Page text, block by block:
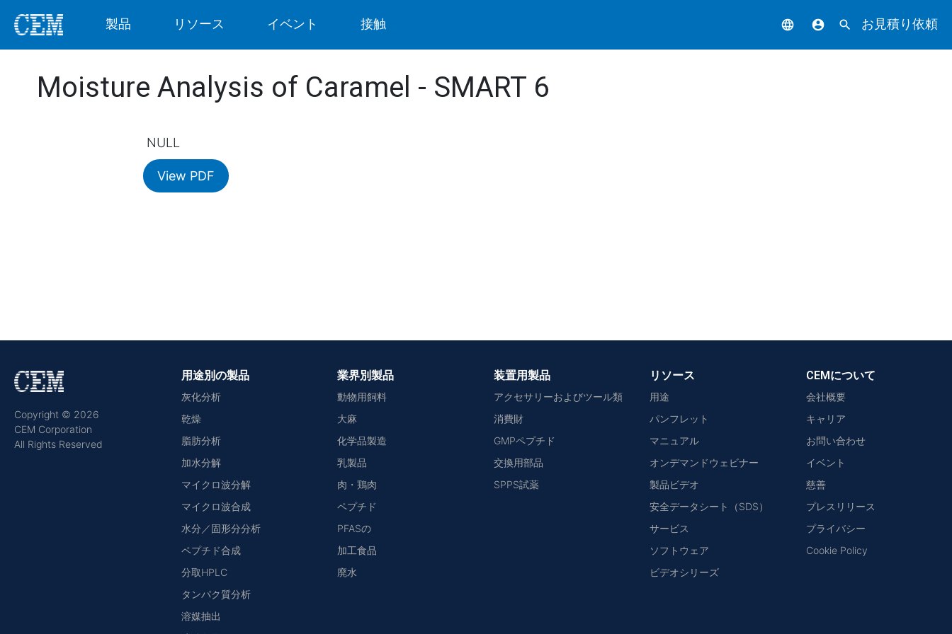
製品 リソース イベント 接触 language account_circle search お見積り依頼
Moisture Analysis of Caramel - SMART 6
NULL
View PDF
Copyright © 2026
CEM Corporation
All Rights Reserved
用途別の製品
灰化分析
乾燥
脂肪分析
加水分解
マイクロ波分解
マイクロ波合成
水分／固形分分析
ペプチド合成
分取HPLC
タンパク質分析
溶媒抽出
業界別製品
動物用飼料
大麻
化学品製造
乳製品
肉・鶏肉
ペプチド
PFASの
加工食品
廃水
装置用製品
アクセサリーおよびツール類
消費財
GMPペプチド
交換用部品
SPPS試薬
リソース
用途
パンフレット
マニュアル
オンデマンドウェビナー
製品ビデオ
安全データシート（SDS）
サービス
ソフトウェア
ビデオシリーズ
CEMについて
会社概要
キャリア
お問い合わせ
イベント
慈善
プレスリリース
プライバシー
Cookie Policy